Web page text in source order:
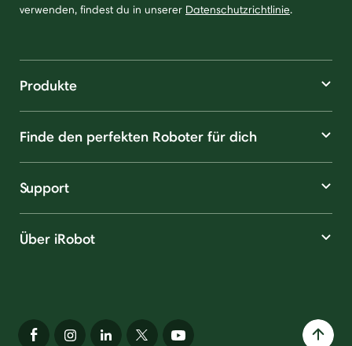
verwenden, findest du in unserer Datenschutzrichtlinie.
Produkte
Finde den perfekten Roboter für dich
Support
Über iRobot